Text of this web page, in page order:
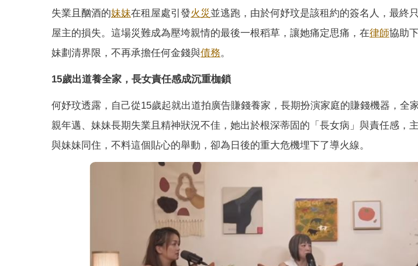
失業且酗酒的妹妹在租屋處引發火災 並逃跑，由於何妤玟是該租約的簽名人，最終
屋主的損失。這場災難成為壓垮親情的最後一根稻草，讓她痛定思痛，在律師協助
妹劃清界限，不再承擔任何金錢與債務。
15歲出道養全家，長女責任感成沉重枷鎖
何妤玟透露，自己從15歲起就出道拍廣告賺錢養家，長期扮演家庭的賺錢機器，全
親年邁、妹妹長期失業且精神狀況不佳，她出於根深蒂固的「長女病」與責任感，
與妹妹同住，不料這個貼心的舉動，卻為日後的重大危機埋下了導火線。